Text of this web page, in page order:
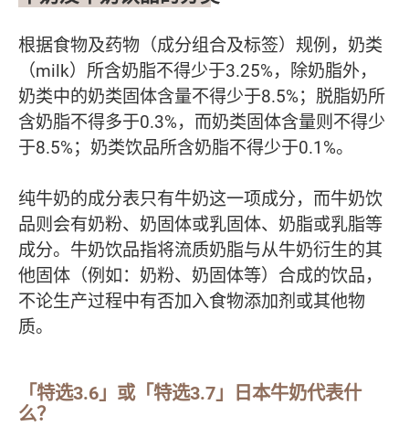
根据食物及药物（成分组合及标签）规例，奶类
（milk）所含奶脂不得少于3.25%，除奶脂外，
奶类中的奶类固体含量不得少于8.5%；脱脂奶所
含奶脂不得多于0.3%，而奶类固体含量则不得少
于8.5%；奶类饮品所含奶脂不得少于0.1%。
纯牛奶的成分表只有牛奶这一项成分，而牛奶饮
品则会有奶粉、奶固体或乳固体、奶脂或乳脂等
成分。牛奶饮品指将流质奶脂与从牛奶衍生的其
他固体（例如：奶粉、奶固体等）合成的饮品，
不论生产过程中有否加入食物添加剂或其他物
质。
「特选3.6」或「特选3.7」日本牛奶代表什
么？